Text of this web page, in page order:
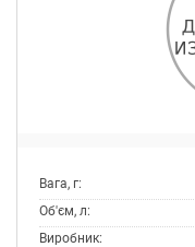
Вага, г:
Об'єм, л:
Виробник: